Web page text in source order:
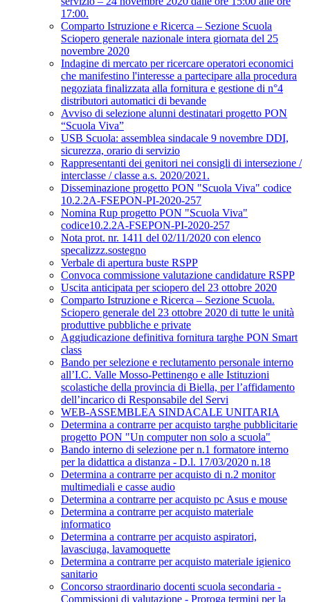
17:00.
Comparto Istruzione e Ricerca – Sezione Scuola
Sciopero generale nazionale intera giornata del 25
novembre 2020
Indagine di mercato per ricercare operatori economici
che manifestino l'interesse a partecipare alla procedura
negoziata finalizzata alla fornitura e gestione di n°4
distributori automatici di bevande
Avviso di selezione alunni destinatari progetto PON
“Scuola Viva”
USB Scuola: assemblea sindacale 9 novembre DDI,
sicurezza, orario di servizio
Rappresentanti dei genitori nei consigli di intersezione /
interclasse / classe a.s. 2020/2021.
Disseminazione progetto PON "Scuola Viva" codice
10.2.2A-FSEPON-PI-2020-257
Nomina Rup progetto PON "Scuola Viva"
codice10.2.2A-FSEPON-PI-2020-257
Nota prot. nr. 1411 del 02/11/2020 con elenco
specalizzz.sostegno
Verbale di apertura buste RSPP
Convoca commissione valutazione candidature RSPP
Uscita anticipata per sciopero del 23 ottobre 2020
Comparto Istruzione e Ricerca – Sezione Scuola.
Sciopero generale del 23 ottobre 2020 di tutte le unità
produttive pubbliche e private
Aggiudicazione definitiva fornitura targhe PON Smart
class
Bando per selezione e reclutamento personale interno
all’I.C. Valle Mosso-Pettinengo e alle Istituzioni
scolastiche della provincia di Biella, per l’affidamento
dell’incarico di Responsabile del Servi
WEB-ASSEMBLEA SINDACALE UNITARIA
Determina a contrarre per acquisto targhe pubblicitarie
progetto PON "Un computer non solo a scuola"
Bando interno di selezione per n.1 formatore interno
per la didattica a distanza - D.l. 17/03/2020 n.18
Determina a contrarre per acquisto di n.2 monitor
multimediali e casse audio
Determina a contrarre per acquisto pc Asus e mouse
Determina a contrarre per acquisto materiale
informatico
Determina a contrarre per acquisto aspiratori,
lavasciuga, lavamoquette
Determina a contrarre per acquisto materiale igienico
sanitario
Concorso straordinario docenti scuola secondaria -
Commissioni di valutazione - Proroga termini per la